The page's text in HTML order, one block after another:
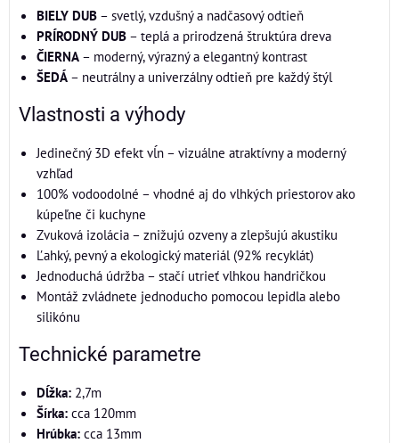
BIELY DUB – svetlý, vzdušný a nadčasový odtieň
PRÍRODNÝ DUB – teplá a prirodzená štruktúra dreva
ČIERNA – moderný, výrazný a elegantný kontrast
ŠEDÁ – neutrálny a univerzálny odtieň pre každý štýl
Vlastnosti a výhody
Jedinečný 3D efekt vĺn – vizuálne atraktívny a moderný
vzhľad
100% vodoodolné – vhodné aj do vlhkých priestorov ako
kúpeľne či kuchyne
Zvuková izolácia – znižujú ozveny a zlepšujú akustiku
Ľahký, pevný a ekologický materiál (92% recyklát)
Jednoduchá údržba – stačí utrieť vlhkou handričkou
Montáž zvládnete jednoducho pomocou lepidla alebo
silikónu
Technické parametre
Dĺžka: 2,7m
Šírka: cca 120mm
Hrúbka: cca 13mm